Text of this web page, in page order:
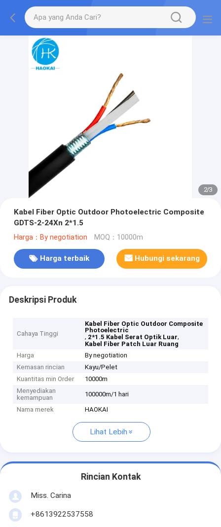
2/3
Kabel Fiber Optic Outdoor Photoelectric Composite
GDTS-2-24Xn 2*1.5
Harga：By negotiation MOQ：10000m
Harga terbaik Hubungi sekarang
Deskripsi Produk
Cahaya Tinggi
Kabel Fiber Optic Outdoor Composite
Photoelectric
, 2*1.5 Kabel Serat Optik Luar,
Kabel Fiber Patch Luar Ruang
Harga
By negotiation
Kemasan rincian
Kayu/Pelet
Kuantitas min Order
10000m
Menyediakan
kemampuan
100000m/1 hari
Nama merek HAOKAI
Lihat Lebih
Rincian Kontak
Miss. Carina
+8613922537558